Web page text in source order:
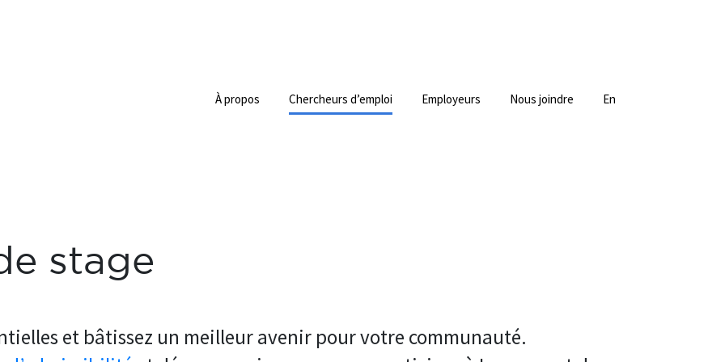
À propos Chercheurs d’emploi Employeurs Nous joindre En
stage
et bâtissez un meilleur avenir pour votre communauté.